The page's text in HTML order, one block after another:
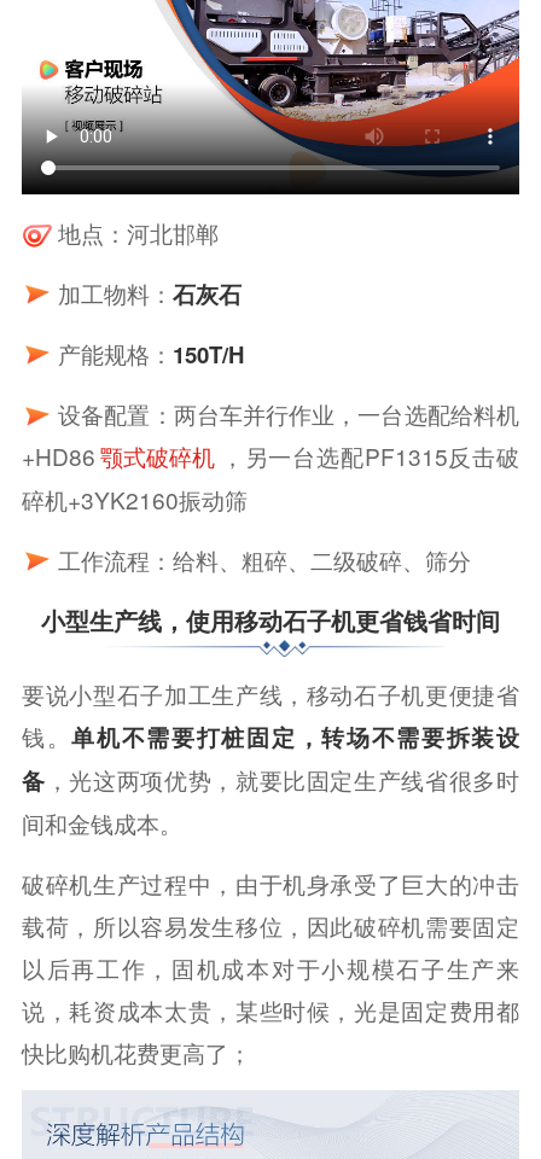
地点：河北邯郸
加工物料：石灰石
产能规格： 150T/H
设备配置：两台车并行作业，一台选配给料机
+HD86颚式破碎机 ，另一台选配PF1315反击破
碎机+3YK2160振动筛
工作流程：给料、粗碎、二级破碎、筛分
小型生产线，使用移动石子机更省钱省时间
要说小型石子加工生产线，移动石子机更便捷省
钱。单机不需要打桩固定，转场不需要拆装设
备 ，光这两项优势，就要比固定生产线省很多时
间和金钱成本。
破碎机生产过程中，由于机身承受了巨大的冲击
载荷，所以容易发生移位，因此破碎机需要固定
以后再工作，固机成本对于小规模石子生产来
说，耗资成本太贵，某些时候，光是固定费用都
快比购机花费更高了；